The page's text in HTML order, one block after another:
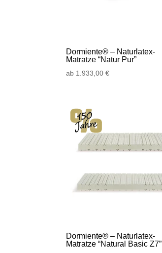
Dormiente® – Naturlatex-
Matratze “Natur Pur”
ab 1.933,00€
Dormiente® – Naturlatex-
Matratze “Natural Basic Z7”